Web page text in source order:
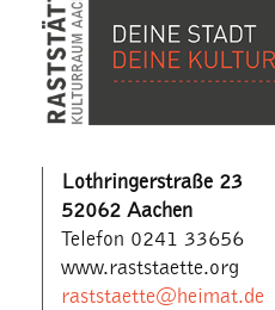
Lothringerstraße 23
52062 Aachen
Telefon 0241 33656
www.raststaette.org
raststaette@heimat.de